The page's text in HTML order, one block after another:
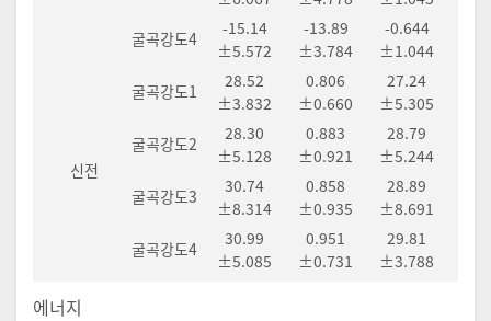
굴곡강도4
-15.14
±5.572
-13.89
±3.784
-0.644
±1.044
신전
굴곡강도1
28.52
±3.832
0.806
±0.660
27.24
±5.305
굴곡강도2
28.30
±5.128
0.883
±0.921
28.79
±5.244
굴곡강도3
30.74
±8.314
0.858
±0.935
28.89
±8.691
굴곡강도4
30.99
±5.085
0.951
±0.731
29.81
±3.788
에너지